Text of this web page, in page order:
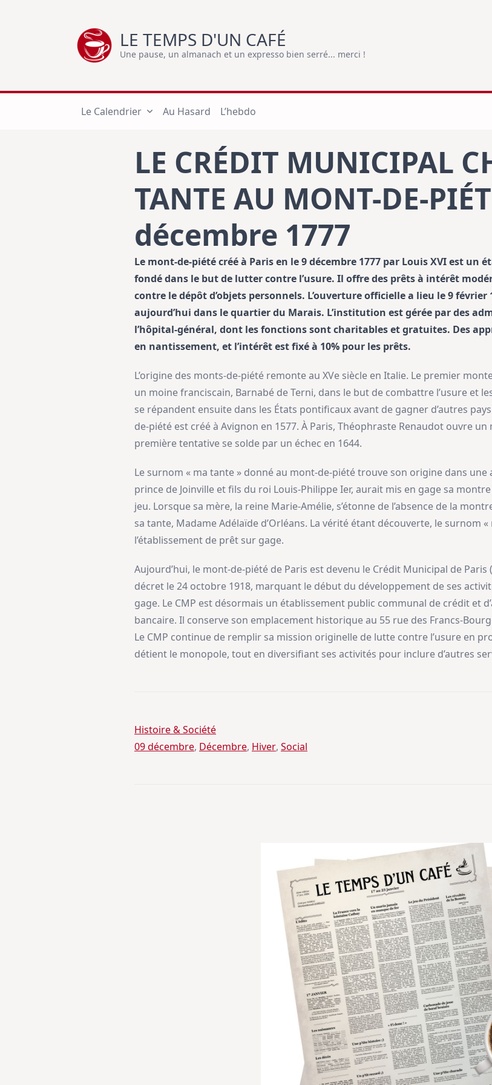
LE TEMPS D'UN CAFÉ
Une pause, un almanach et un expresso bien serré... merci !
Le Calendrier Au Hasard L’hebdo
LE CRÉDIT MUNICIPAL
TANTE AU MONT-DE-
décembre 1777
Le mont-de-piété créé à Paris en le 9 décembre 1777 par Louis XVI est un
fondé dans le but de lutter contre l’usure. Il offre des prêts à intérêt
contre le dépôt d’objets personnels. L’ouverture officielle a lieu le 9 février
aujourd’hui dans le quartier du Marais. L’institution est gérée par des
l’hôpital-général, dont les fonctions sont charitables et gratuites. Des
en nantissement, et l’intérêt est fixé à 10% pour les prêts.
L’origine des monts-de-piété remonte au XVe siècle en Italie. Le premier
un moine franciscain, Barnabé de Terni, dans le but de combattre l’usure et
se répandent ensuite dans les États pontificaux avant de gagner d’autres
de-piété est créé à Avignon en 1577. À Paris, Théophraste Renaudot ouvre
première tentative se solde par un échec en 1644.
Le surnom « ma tante » donné au mont-de-piété trouve son origine dans une
prince de Joinville et fils du roi Louis-Philippe Ier, aurait mis en gage sa
jeu. Lorsque sa mère, la reine Marie-Amélie, s’étonne de l’absence de la
sa tante, Madame Adélaïde d’Orléans. La vérité étant découverte, le surnom
l’établissement de prêt sur gage.
Aujourd’hui, le mont-de-piété de Paris est devenu le Crédit Municipal de
décret le 24 octobre 1918, marquant le début du développement de ses
gage. Le CMP est désormais un établissement public communal de crédit et
bancaire. Il conserve son emplacement historique au 55 rue des Francs-
Le CMP continue de remplir sa mission originelle de lutte contre l’usure en
détient le monopole, tout en diversifiant ses activités pour inclure d’autres
Histoire & Société
09 décembre, Décembre, Hiver, Social